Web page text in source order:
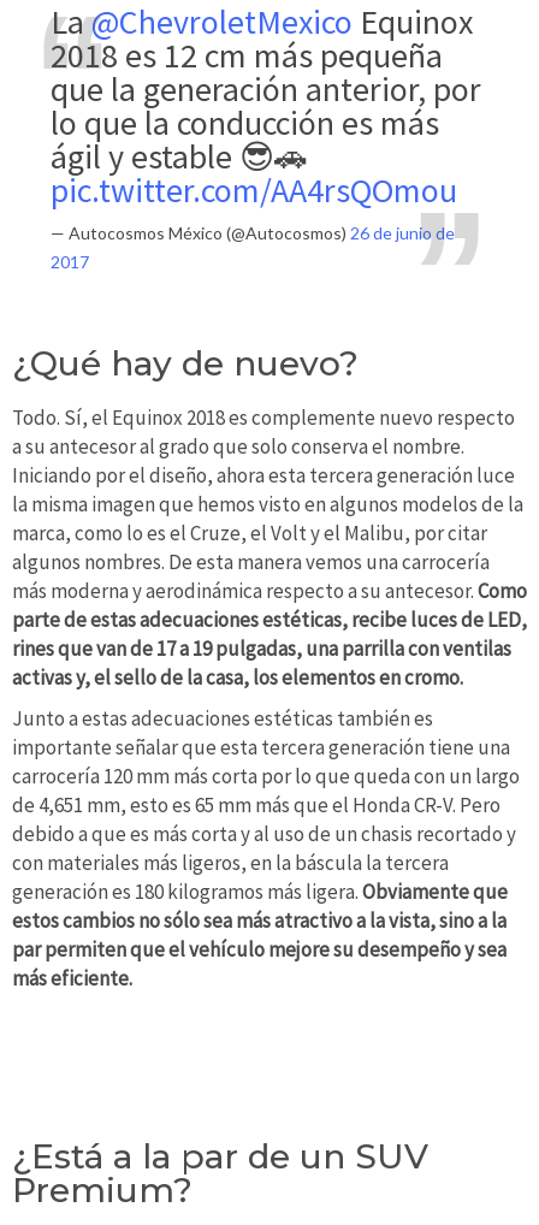
La@ChevroletMexico Equinox
2018 es 12 cm más pequeña
que la generación anterior, por
lo que la conducción es más
ágil y estable 😎🚗
pic.twitter.com/AA4rsQOmou
— Autocosmos México (@Autocosmos) 26 de junio de
2017
¿Qué hay de nuevo?
Todo. Sí, el Equinox 2018 es complemente nuevo respecto
a su antecesor al grado que solo conserva el nombre.
Iniciando por el diseño, ahora esta tercera generación luce
la misma imagen que hemos visto en algunos modelos de la
marca, como lo es el Cruze, el Volt y el Malibu, por citar
algunos nombres. De esta manera vemos una carrocería
más moderna y aerodinámica respecto a su antecesor.Como
parte de estas adecuaciones estéticas, recibe luces de LED,
rines que van de 17 a 19 pulgadas, una parrilla con ventilas
activas y, el sello de la casa, los elementos en cromo.
Junto a estas adecuaciones estéticas también es
importante señalar que esta tercera generación tiene una
carrocería 120 mm más corta por lo que queda con un largo
de 4,651 mm, esto es 65 mm más que el Honda CR-V. Pero
debido a que es más corta y al uso de un chasis recortado y
con materiales más ligeros, en la báscula la tercera
generación es 180 kilogramos más ligera.Obviamente que
estos cambios no sólo sea más atractivo a la vista, sino a la
par permiten que el vehículo mejore su desempeño y sea
más eficiente.
¿Está a la par de un SUV
Premium?